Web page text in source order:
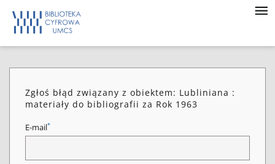
Zgłoś błąd związany z obiektem: Lubliniana :
materiały do bibliografii za Rok 1963
E-mail*